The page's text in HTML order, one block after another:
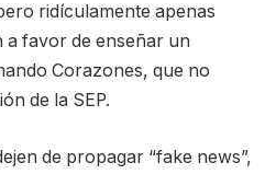
ridículamente apenas
a favor de enseñar un
Corazones, que no
de la SEP.
de propagar “fake news”,